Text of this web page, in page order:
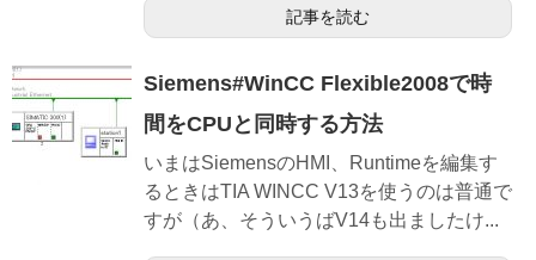
記事を読む
Siemens#WinCC Flexible2008で時
間をCPUと同時する方法
いまはSiemensのHMI、Runtimeを編集す
るときはTIA WINCC V13を使うのは普通で
すが（あ、そういうばV14も出ましたけ...